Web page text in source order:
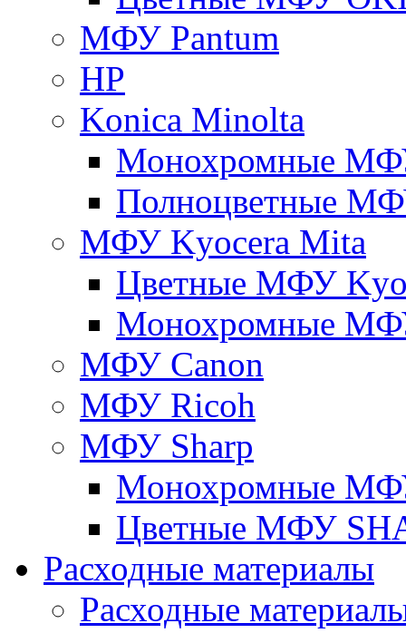
МФУ Pantum
HP
Konica Minolta
Монохромные
Полноцветные
МФУ Kyocera Mita
Цветные МФУ
Монохромные
МФУ Canon
МФУ Ricoh
МФУ Sharp
Монохромные
Цветные МФУ
Расходные материалы
Расходные